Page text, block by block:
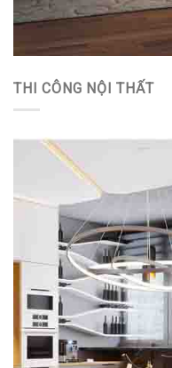
THI CÔNG NỘI THẤT